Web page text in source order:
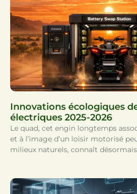
Innovations écologiques
électriques 2025-2026
Le quad, cet engin longtemps
et à l’image d’un loisir motorisé
milieux naturels, connaît